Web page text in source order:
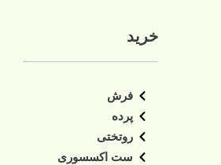
خرید
فرش
پرده
روتختی
ست اکسسوری